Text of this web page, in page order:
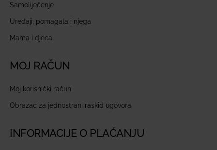
Samoliječenje
Uređaji, pomagala i njega
Mama i djeca
MOJ RAČUN
Moj korisnički račun
Obrazac za jednostrani raskid ugovora
INFORMACIJE O PLAĆANJU